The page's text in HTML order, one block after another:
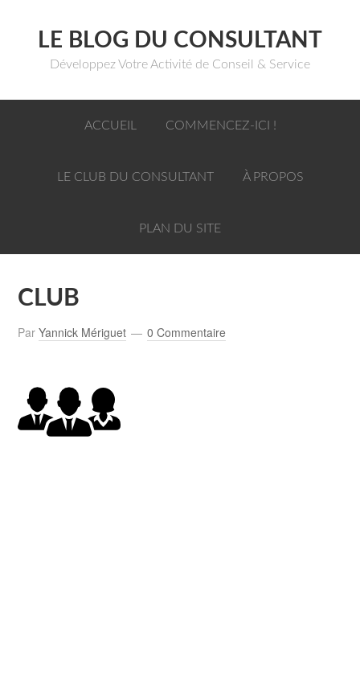
LE BLOG DU CONSULTANT
Développez Votre Activité de Conseil & Service
ACCUEIL COMMENCEZ-ICI !
LE CLUB DU CONSULTANT À PROPOS
PLAN DU SITE
CLUB
ParYannick Mériguet 0 Commentaire